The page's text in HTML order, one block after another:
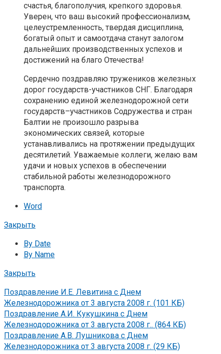
счастья, благополучия, крепкого здоровья.
Уверен, что ваш высокий профессионализм,
целеустремленность, твердая дисциплина,
богатый опыт и самоотдача станут залогом
дальнейших производственных успехов и
достижений на благо Отечества!
Сердечно поздравляю тружеников железных
дорог государств-участников СНГ. Благодаря
сохранению единой железнодорожной сети
государств–участников Содружества и стран
Балтии не произошло разрыва
экономических связей, которые
устанавливались на протяжении предыдущих
десятилетий. Уважаемые коллеги, желаю вам
удачи и новых успехов в обеспечении
стабильной работы железнодорожного
транспорта.
Word
Закрыть
By Date
By Name
Закрыть
Поздравление И.Е. Левитина с Днем
Железнодорожника от 3 августа 2008 г. (101 КБ)
Поздравление А.И. Кукушкина с Днем
Железнодорожника от 3 августа 2008 г.. (864 КБ)
Поздравление А.В. Лушникова с Днем
Железнодорожника от 3 августа 2008 г. (29 КБ)